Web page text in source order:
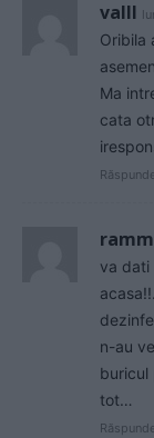
valll
Oribila
Ma
cata
va dati
n-au
buricul
tot…